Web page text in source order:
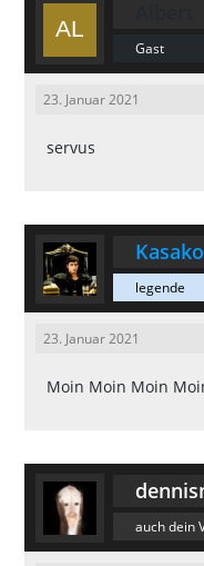
Gast
23. Januar 2021
servus
legende
23. Januar 2021
Moin Moin Moin
auch dein